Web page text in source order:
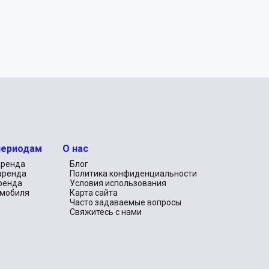
О нас
Блог
Политика конфиденциальности
Условия использования
Карта сайта
Часто задаваемые вопросы
Свяжитесь с нами